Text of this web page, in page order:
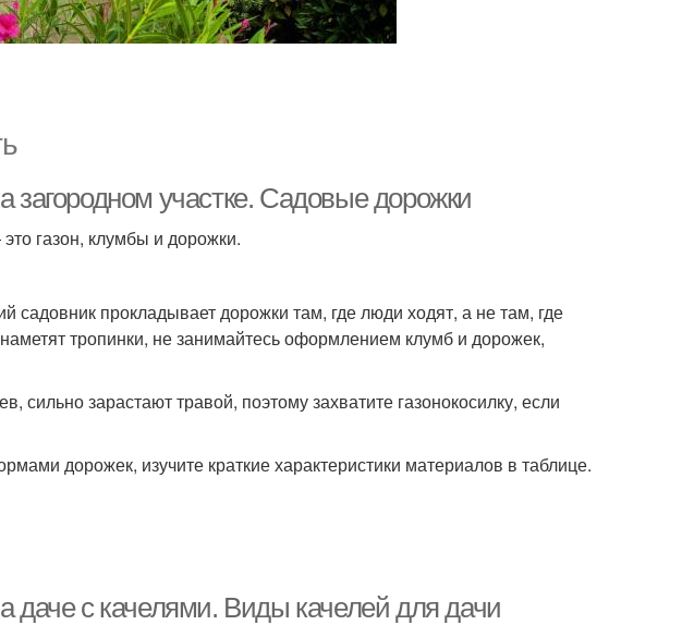
загородном участке. Садовые дорожки
газон, клумбы и дорожки.
прокладывает дорожки там, где люди ходят, а не там, где
тропинки, не занимайтесь оформлением клумб и дорожек,
сильно зарастают травой, поэтому захватите газонокосилку, если
дорожек, изучите краткие характеристики материалов в таблице.
даче с качелями. Виды качелей для дачи